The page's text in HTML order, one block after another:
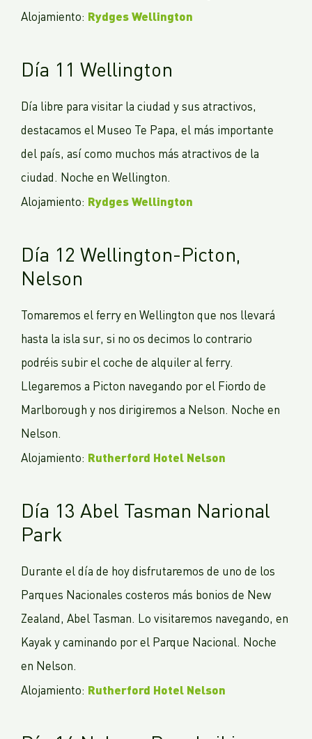
Alojamiento: Rydges Wellington
Día 11 Wellington
Día libre para visitar la ciudad y sus atractivos,
destacamos el Museo Te Papa, el más importante
del país, así como muchos más atractivos de la
ciudad. Noche en Wellington.
Alojamiento: Rydges Wellington
Día 12 Wellington-Picton,
Nelson
Tomaremos el ferry en Wellington que nos llevará
hasta la isla sur, si no os decimos lo contrario
podréis subir el coche de alquiler al ferry.
Llegaremos a Picton navegando por el Fiordo de
Marlborough y nos dirigiremos a Nelson. Noche en
Nelson.
Alojamiento: Rutherford Hotel Nelson
Día 13 Abel Tasman Narional
Park
Durante el día de hoy disfrutaremos de uno de los
Parques Nacionales costeros más bonios de New
Zealand, Abel Tasman. Lo visitaremos navegando, en
Kayak y caminando por el Parque Nacional. Noche
en Nelson.
Alojamiento: Rutherford Hotel Nelson